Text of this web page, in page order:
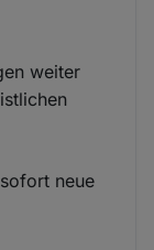
weiter
neue